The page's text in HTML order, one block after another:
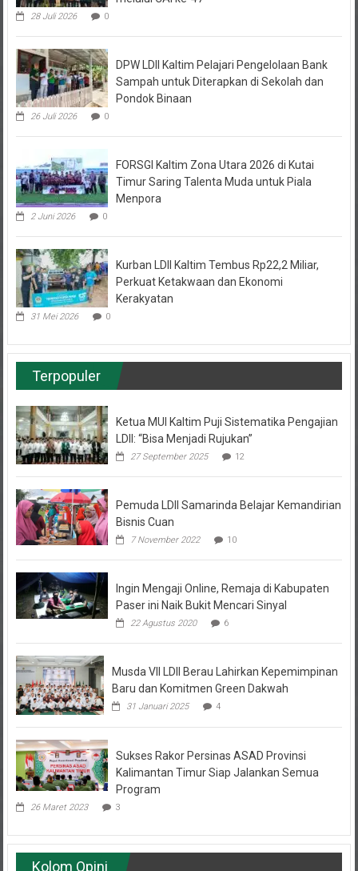
Sampah untuk Diterapkan di Sekolah dan
Pondok Binaan
26 Juli 2026 0
Timur Saring Talenta Muda untuk Piala
Menpora
2 Juni 2026 0
Perkuat Ketakwaan dan Ekonomi
Kerakyatan
31 Mei 2026 0
Terpopuler
LDII: “Bisa Menjadi Rujukan”
27 September 2025 12
Bisnis Cuan
7 November 2022
Paser ini Naik Bukit Mencari Sinyal
22 Agustus 2020 6
Baru dan Komitmen Green Dakwah
31 Januari 2025 4
Kalimantan Timur Siap Jalankan Semua
Program
26 Maret 2023 3
Kolom Opini